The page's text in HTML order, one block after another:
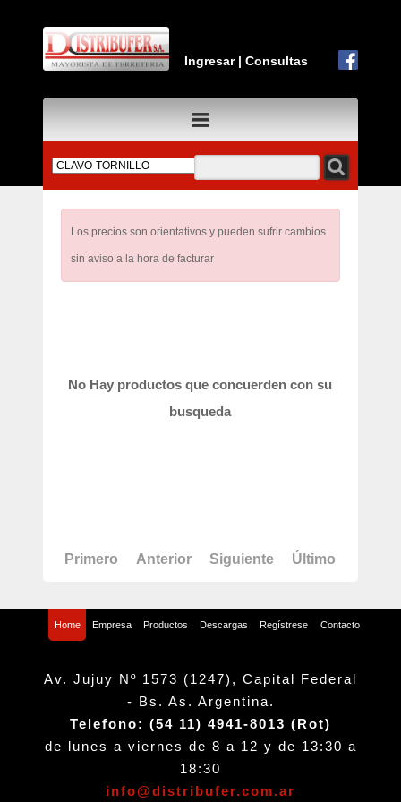
Ingresar|Consultas
Los precios son orientativos y pueden sufrir cambios
sin aviso a la hora de facturar
No Hay productos que concuerden con su
busqueda
Primero Anterior Siguiente Último
Home Empresa Productos Descargas Regístrese Contacto
Av. Jujuy Nº 1573 (1247), Capital Federal
- Bs. As. Argentina.
Telefono: (54 11) 4941-8013 (Rot)
de lunes a viernes de 8 a 12 y de 13:30 a
18:30
info@distribufer.com.ar